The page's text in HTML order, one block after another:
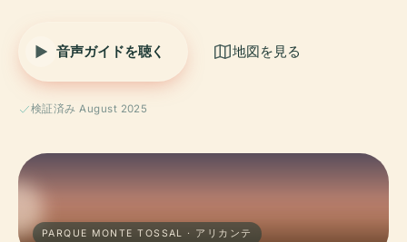
音声ガイドを聴く 地図を見る
検証済み August 2025
PARQUE MONTE TOSSAL · アリカンテ